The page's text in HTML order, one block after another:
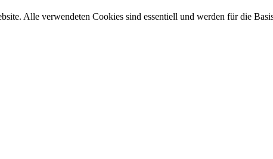
Alle verwendeten Cookies sind essentiell und werden für die